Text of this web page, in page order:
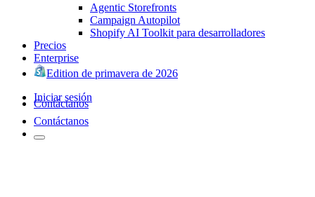
Agentic Storefronts
Campaign Autopilot
Shopify AI Toolkit para desarrolladores
Precios
Enterprise
Edition de primavera de 2026
Iniciar sesión
Contáctanos
Contáctanos